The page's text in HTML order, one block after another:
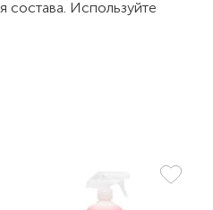
состава. Используйте